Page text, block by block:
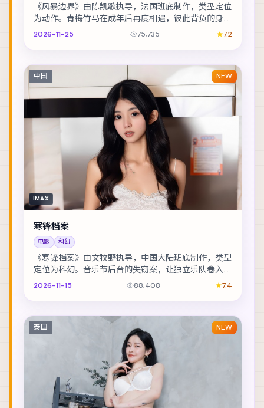
《风暴边界》由陈凯歌执导，法国班底制作，类型定位
为动作。青梅竹马在成年后再度相遇，彼此背负的身份
却水火不容。主演包括佛罗伦斯·皮尤、李光洁、周迅...
2026-11-25 75,735 7.2
中国 NEW
IMAX
寒锋档案
电影 科幻
《寒锋档案》由文牧野执导，中国大陆班底制作，类型
定位为科幻。音乐节后台的失窃案，让独立乐队卷入更
大的阴谋。主演包括雷佳音、朱一龙、张译 等，表演...
2026-11-15 88,408 7.4
泰国 NEW